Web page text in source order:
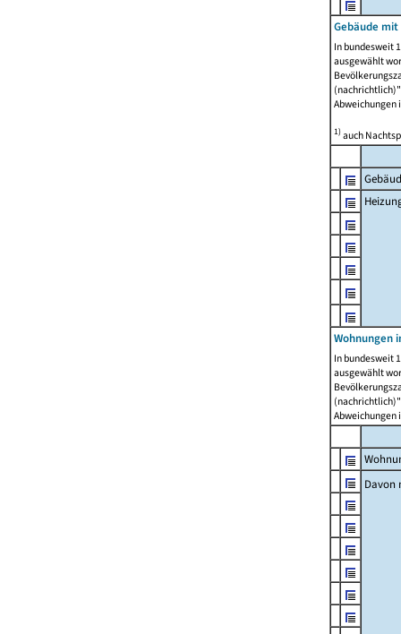
Gebäude
In bundesweit
ausgewählt
Abweichungen
1)auch
Wohnungen
In bundesweit
ausgewählt
Abweichungen
Davon